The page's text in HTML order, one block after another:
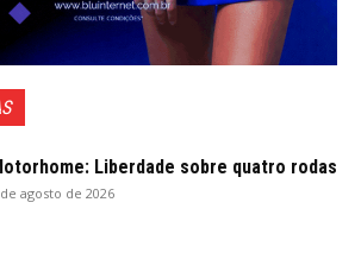
Liberdade sobre quatro rodas
agosto de 2026